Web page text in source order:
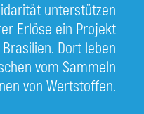
unterstützen
Erlöse ein Projekt
Dort leben
vom Sammeln
von Wertstoffen.